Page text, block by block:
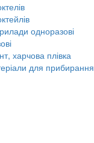
одноразові
харчова плівка
для прибирання